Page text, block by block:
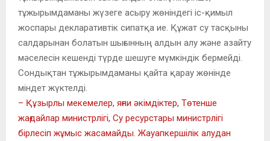
тұжырымдаманы жүзеге асыру жөніндегі іс-қимыл
жоспары декларативтік сипатқа ие. Құжат су тасқыны
салдарынан болатын шығынның алдын алу және азайту
мәселесін кешенді түрде шешуге мүмкіндік бермейді.
Сондықтан тұжырымдаманы қайта қарау жөнінде
міндет жүктелді.
– Құзырлы мекемелер, яғни әкімдіктер, Төтенше
жағдайлар министрлігі, Су ресурстары министрлігі
бірлесіп жұмыс жасамайды. Жауапкершілік алудан